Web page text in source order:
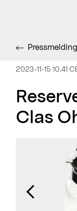
2023-11-15 10.41
Clas